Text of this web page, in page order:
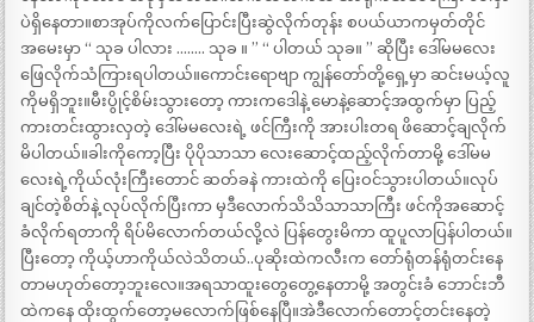
ပဲရှိနေတာ။စာအုပ်ကိုလက်ပြောင်းပြီးဆွဲလိုက်တုန်း စပယ်ယာကမှတ်တိုင်
အမေးမှာ “ သုခ ပါလား …….. သုခ ။ ” “ ပါတယ် သုခ။ ” ဆိုပြီး ဒေါ်မမလေး
ဖြေလိုက်သံကြားရပါတယ်။ကောင်းရောဗျာ ကျွန်တော်တို့ရှေ့မှာ ဆင်းမယ့်လူ
ကိုမရှိဘူး။မီးပွိုင့်စိမ်းသွားတော့ ကားကဒေါနဲ့ မောနဲ့ဆောင့်အထွက်မှာ ပြည့်
ကားတင်းထွားလှတဲ့ ဒေါ်မမလေးရဲ့ ဖင်ကြီးကို အားပါးတရ ဖိဆောင့်ချလိုက်
မိပါတယ်။ခါးကိုကော့ပြီး ပိုပိုသာသာ လေးဆောင့်ထည့်လိုက်တာမို့ ဒေါ်မမ
လေးရဲ့ကိုယ်လုံးကြီးတောင် ဆတ်ခနဲ ကားထဲကို ပြေးဝင်သွားပါတယ်။လုပ်
ချင်တဲ့စိတ်နဲ့ လုပ်လိုက်ပြီးကာ မှဒီလောက်သိသိသာသာကြီး ဖင်ကိုအဆောင့်
ခံလိုက်ရတာကို ရိပ်မိလောက်တယ်လို့လဲ ပြန်တွေးမိကာ ထူပူလာပြန်ပါတယ်။
ပြီးတော့ ကိုယ့်ဟာကိုယ်လဲသိတယ်..ပုဆိုးထဲကလီးက တော်ရုံတန်ရုံတင်းနေ
တာမဟုတ်တော့ဘူးလေ။အရသာထူးတွေတွေ့နေတာမို့ အတွင်းခံ ဘောင်းဘီ
ထဲကနေ ထိုးထွက်တော့မလောက်ဖြစ်နေပြီ။အဲဒီလောက်တောင့်တင်းနေတဲ့